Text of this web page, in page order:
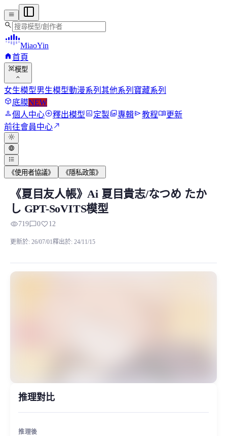
menu
search
MiaoYin
home首頁
view_in_ar模型
expand_more
女生模型男生模型動漫系列 其他系列 寶藏系列
deployed_code底膜NEW
person個人中心add_circle釋出模型assessment定製photo_library專輯send教程menu_book更新
前往會員中心north_east
light_mode
language
format_list_bulleted
《使用者協議》 《隱私政策》
《夏目友人帳》Ai 夏目貴志/なつめ たか
該項目使用GPT-SoVITS V2 項目訓練，使用請用GP...
該項目使用 GPT-SoVITS V2 項目訓練，使用請用 GPT-
MiaoYin Original Content. Official source: https://klrvc.com.
《夏目友人帳》Ai 夏目貴志/なつめ たか
し GPT-SoVITS模型
visibility719chat_bubble_outline0favorite12
更新於: 26/07/01釋出於: 24/11/15
推理對比
推理後